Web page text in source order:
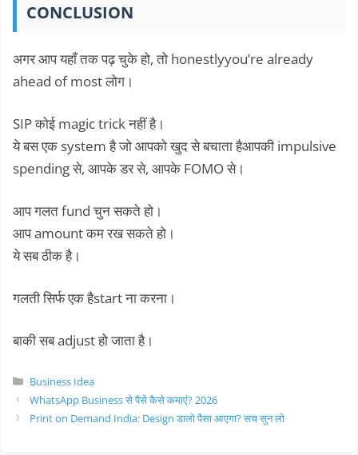
CONCLUSION
अगर आप यहाँ तक पढ़ चुके हो, तो honestlyyou’re already
ahead of most लोग।
SIP कोई magic trick नहीं है।
ये बस एक system है जो आपको खुद से बचाता हैआपकी impulsive
spending से, आपके डर से, आपके FOMO से।
आप गलत fund चुन सकते हो।
आप amount कम रख सकते हो।
ये सब ठीक है।
गलती सिर्फ एक हैstart ना करना।
बाकी सब adjust हो जाता है।
Categories
Business Idea
WhatsApp Business से पैसे कैसे कमाएं? 2026
Print on Demand India: Design डालो पैसा आएगा? सच सुन लो